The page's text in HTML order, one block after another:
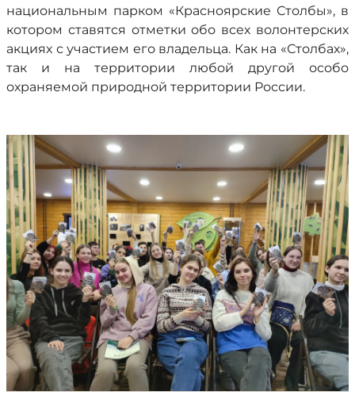
национальным парком «Красноярские Столбы», в
котором ставятся отметки обо всех волонтерских
акциях с участием его владельца. Как на «Столбах»,
так и на территории любой другой особо
охраняемой природной территории России.